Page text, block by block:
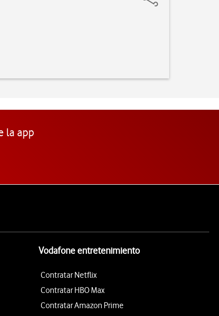
la app
Vodafone entretenimiento
Contratar Netflix
Contratar HBO Max
Contratar Amazon Prime